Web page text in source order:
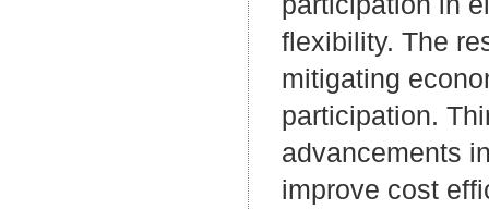
flexibility. The
mitigating
participation.
advancements
improve cost